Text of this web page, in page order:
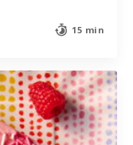
15 min